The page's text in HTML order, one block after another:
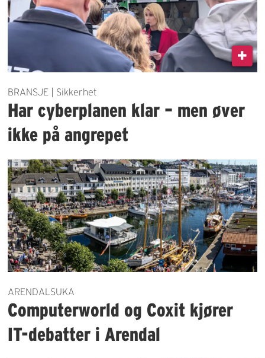
BRANSJE | Sikkerhet
Har cyberplanen klar – men øver
ikke på angrepet
ARENDALSUKA
Computerworld og Coxit kjører
IT-debatter i Arendal